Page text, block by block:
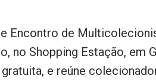
Encontro de
no Shopping Estação, em
gratuita, e reúne